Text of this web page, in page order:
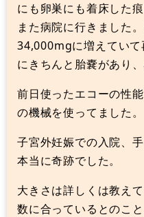
にも卵巣にも着床した
また病院に行きました
34,000mgに増えてい
にきちんと胎嚢があり
前日使ったエコーの性
の機械を使ってました。
子宮外妊娠での入院、
本当に奇跡でした。
大きさは詳しくは教え
数に合っているとのこと